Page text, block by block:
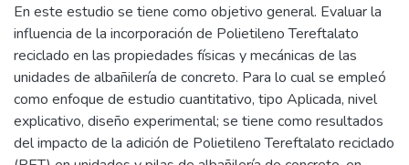
En este estudio se tiene como objetivo general. Evaluar la
influencia de la incorporación de Polietileno Tereftalato
reciclado en las propiedades físicas y mecánicas de las
unidades de albañilería de concreto. Para lo cual se empleó
como enfoque de estudio cuantitativo, tipo Aplicada, nivel
explicativo, diseño experimental; se tiene como resultados
del impacto de la adición de Polietileno Tereftalato reciclado